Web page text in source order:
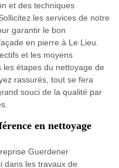
et des techniques
les services de notre
garantir le bon
en pierre à Le Lieu.
et les moyens
étapes du nettoyage de
rassurés, tout se fera
souci de la qualité par
en nettoyage
Guerdener
dans les travaux de